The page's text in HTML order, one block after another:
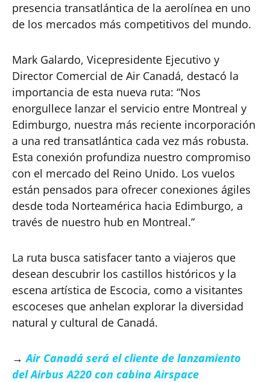
presencia transatlántica de la aerolínea en uno
de los mercados más competitivos del mundo.
Mark Galardo, Vicepresidente Ejecutivo y
Director Comercial de Air Canadá, destacó la
importancia de esta nueva ruta: “Nos
enorgullece lanzar el servicio entre Montreal y
Edimburgo, nuestra más reciente incorporación
a una red transatlántica cada vez más robusta.
Esta conexión profundiza nuestro compromiso
con el mercado del Reino Unido. Los vuelos
están pensados para ofrecer conexiones ágiles
desde toda Norteamérica hacia Edimburgo, a
través de nuestro hub en Montreal.”
La ruta busca satisfacer tanto a viajeros que
desean descubrir los castillos históricos y la
escena artística de Escocia, como a visitantes
escoceses que anhelan explorar la diversidad
natural y cultural de Canadá.
→Air Canadá será el cliente de lanzamiento
del Airbus A220 con cabina Airspace